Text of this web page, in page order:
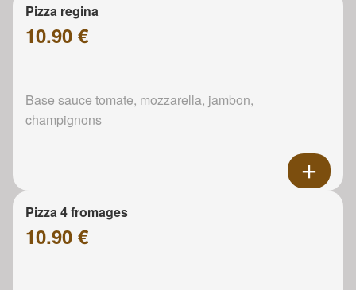
Pizza regina
10.90 €
Base sauce tomate, mozzarella, jambon,
champignons
Pizza 4 fromages
10.90 €